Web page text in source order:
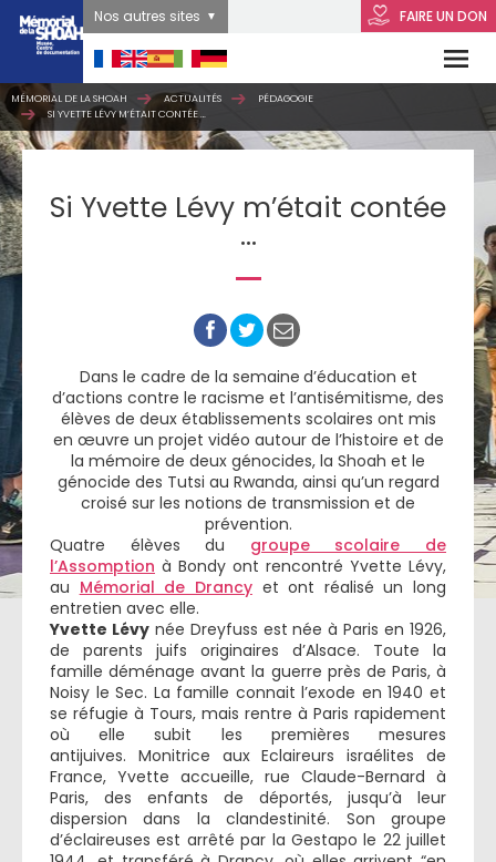
FAIRE UN DON
Nos autres sites
MÉMORIAL DE LA SHOAH ACTUALITÉS
PÉDAGOGIE
SI YVETTE LÉVY M’ÉTAIT CONTÉE …
Si Yvette Lévy m’était contée
…
Dans le cadre de la semaine d’éducation et
d’actions contre le racisme et l’antisémitisme, des
élèves de deux établissements scolaires ont mis
en œuvre un projet vidéo autour de l’histoire et de
la mémoire de deux génocides, la Shoah et le
génocide des Tutsi au Rwanda, ainsi qu’un regard
croisé sur les notions de transmission et de
prévention.
Quatre élèves du groupe scolaire de
l’Assomption à Bondy ont rencontré Yvette Lévy,
au Mémorial de Drancyet ont réalisé un long
entretien avec elle.
Yvette Lévynée Dreyfuss est née à Paris en 1926,
de parents juifs originaires d’Alsace. Toute la
famille déménage avant la guerre près de Paris, à
Noisy le Sec. La famille connait l’exode en 1940 et
se réfugie à Tours, mais rentre à Paris rapidement
où elle subit les premières mesures
antijuives. Monitrice aux Eclaireurs israélites de
France, Yvette accueille, rue Claude-Bernard à
Paris, des enfants de déportés, jusqu’à leur
dispersion dans la clandestinité. Son groupe
d’éclaireuses est arrêté par la Gestapo le 22 juillet